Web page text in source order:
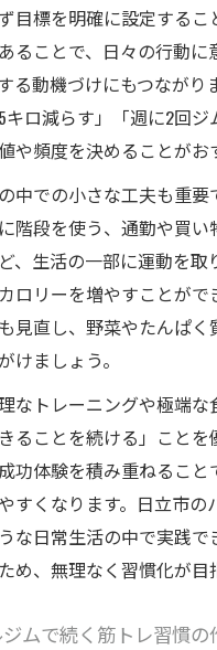
目標を明確に設定するこ
ることで、日々の行動に
る動機づけにもつながり
ロ減らす」「週に2回ジ
や頻度を決めることがお
中での小さな工夫も重要
階段を使う、通勤や買
、生活の一部に運動を取
ロリーを増やすことがで
見直し、野菜やたんぱく
けましょう。
なトレーニングや極端な
ることを続ける」ことを
功体験を積み重ねること
すくなります。日立市の
な日常生活の中で実践で
め、無理なく習慣化が目
ムで続く筋トレ習慣の